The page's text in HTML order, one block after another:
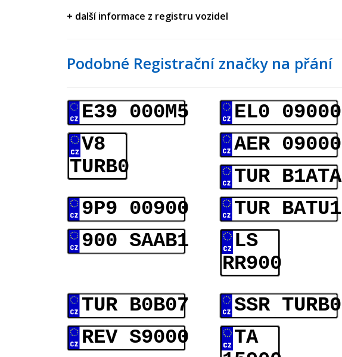
+ další informace z registru vozidel
Podobné Registrační značky na přání
E39 000M5 EL0 09000
V8
TURB0
AER 09000
TUR B1ATA
9P9 00900
TUR BATU1
900 SAAB1
LS
RR900
TUR B0B07
SSR TURB0
REV S9000
TA